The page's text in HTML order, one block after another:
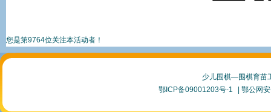
您是第9764位关注本活动者！
少儿围棋—围棋育苗
鄂ICP备09001203号-1
| 鄂公网